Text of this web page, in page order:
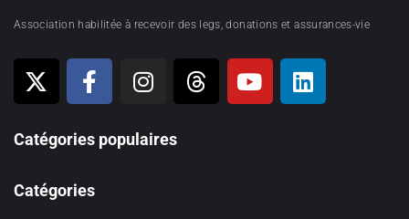
Association habilitée à recevoir des legs, donations et assurances-vie
Catégories populaires
Catégories